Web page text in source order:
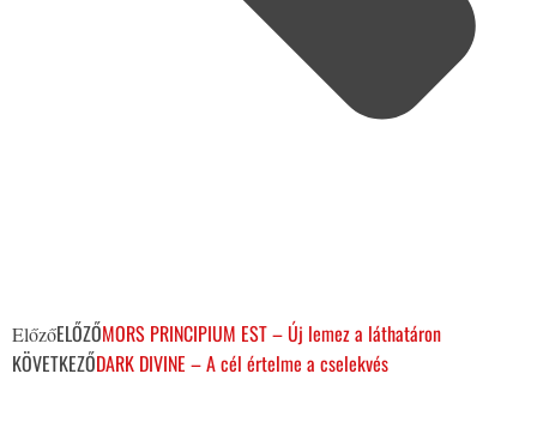
ElőzőELŐZŐMORS PRINCIPIUM EST – Új lemez a láthatáron
KÖVETKEZŐDARK DIVINE – A cél értelme a cselekvés